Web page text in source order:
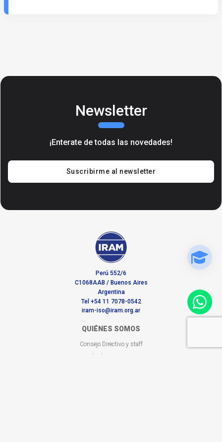
Newsletter
¡Enterate de todas las novedades!
Suscribirme al newsletter
Perú 552/6
C1068AAB / Buenos Aires
Argentina
Tel +54 11 7078-0542
iram-iso@iram.org.ar
QUIÉNES SOMOS
Consejo Directivo y staff